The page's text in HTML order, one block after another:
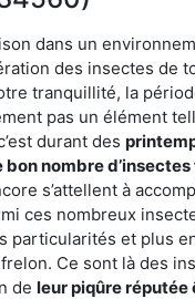
dans un
des insectes de
tranquillité, la
pas un élément
durant des
nombre
s’attellent à
ces nombreux
particularités et plus
Ce sont là des
de leur piqûre réputée